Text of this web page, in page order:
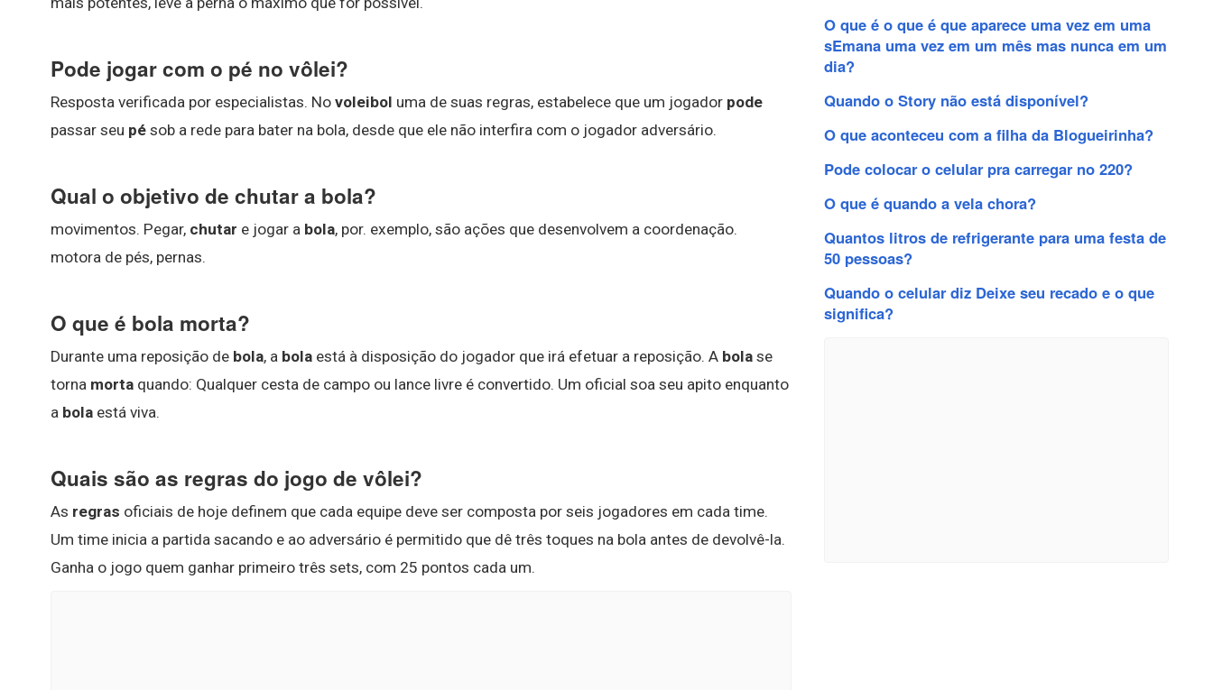
Pode jogar com o pé no vôlei?
Resposta verificada por especialistas. No voleibol uma de suas regras, estabelece que um jogador pode
passar seu pé sob a rede para bater na bola, desde que ele não interfira com o jogador adversário.
Qual o objetivo de chutar a bola?
movimentos. Pegar, chutar e jogar a bola, por. exemplo, são ações que desenvolvem a coordenação.
motora de pés, pernas.
O que é bola morta?
Durante uma reposição de bola, a bola está à disposição do jogador que irá efetuar a reposição. A bola se
torna morta quando: Qualquer cesta de campo ou lance livre é convertido. Um oficial soa seu apito enquanto
a bola está viva.
Quais são as regras do jogo de vôlei?
As regras oficiais de hoje definem que cada equipe deve ser composta por seis jogadores em cada time.
Um time inicia a partida sacando e ao adversário é permitido que dê três toques na bola antes de devolvê-la.
Ganha o jogo quem ganhar primeiro três sets, com 25 pontos cada um.
O que é o que é que aparece uma vez em uma
sEmana uma vez em um mês mas nunca em um
dia?
Quando o Story não está disponível?
O que aconteceu com a filha da Blogueirinha?
Pode colocar o celular pra carregar no 220?
O que é quando a vela chora?
Quantos litros de refrigerante para uma festa de
50 pessoas?
Quando o celular diz Deixe seu recado e o que
significa?